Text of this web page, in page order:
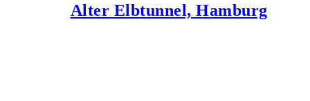
Alter Elbtunnel, Hamburg